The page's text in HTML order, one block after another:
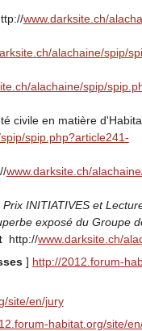
www.darksite.ch/
alachaine/spip/
alachaine/spip/
civile en matière
spip.php?article241-
www.darksite.ch/
INITIATIVES et
exposé du Groupe
http://www.darksite.ch/
] http://2012.forum-
site/en/jury
habitat.org/site/